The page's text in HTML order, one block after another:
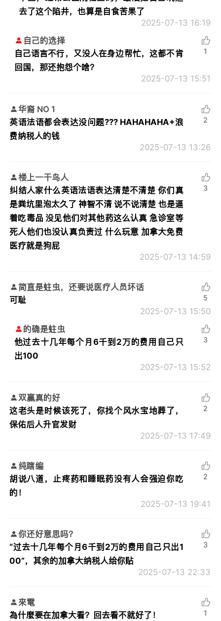
去了这个陷井，也算是自食苦果了
2025-07-13 16:19
自己的选择
自己语言不行，又没人在身边帮忙，这都不肯
回国，那还抱怨个啥？
2025-07-13 15:51
1
华裔 NO 1
英语法语都会表达没问题??? HAHAHAHA+浪
费纳税人的钱
2025-07-13 13:26
2
楼上一干鸟人
纠结人家什么英语法语表达清楚不清楚 你们真
是粪坑里泡太久了 神智不清 说不说清楚 也是逼
着吃毒品 没见他们对其他药这么认真 急诊室等
死人他们也没认真负责过 什么玩意 加拿大免费
医疗就是狗屁
2025-07-13 14:59
3
简直是蛀虫，还要说医疗人员坏话
可耻
2025-07-13 15:50
5
的确是蛀虫
他过去十几年每个月6千到2万的费用自己只
出100
2025-07-13 15:52
3
双赢真的好
这老头是时候该死了，你找个风水宝地葬了，
保佑后人升官发财
2025-07-13 17:49
2
纯瞎编
胡说八道，止疼药和睡眠药没有人会强迫你吃
的！
2025-07-13 19:41
2
你还好意思吗？
“过去十几年每个月6千到2万的费用自己只出1
00”，其余的加拿大纳税人给你贴
2025-07-13 22:33
3
來電
為什麼要在加拿大看？回去看不就好了！
1